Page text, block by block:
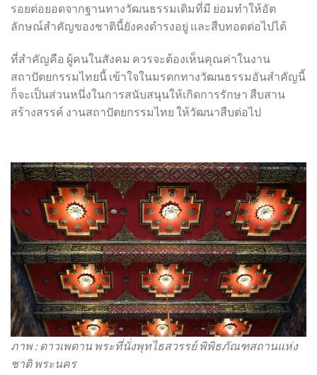
รอยต่อยอดจากฐานทางวัฒนธรรมเดิมที่มี ย่อมทำให้อัต
ลักษณ์สำคัญของชาตินี้ยังคงดำรงอยู่ และสืบทอดต่อไปได้
ที่สำคัญคือ ผู้คนในสังคม ควรจะต้องเห็นคุณค่าในงาน
สถาปัตยกรรมไทยนี้ เข้าใจในมรดกทางวัฒนธรรมอันสำคัญนี้
ก็จะเป็นส่วนหนึ่งในการสนับสนุนให้เกิดการรักษา สืบสาน
สร้างสรรค์ งานสถาปัตยกรรมไทย ให้วัฒนาสืบต่อไป
ภาพ : ดาวเพดาน พระที่นั่งพุทไธสวรรย์ พิพิธภัณฑสถานแห่ง
ชาติ พระนคร